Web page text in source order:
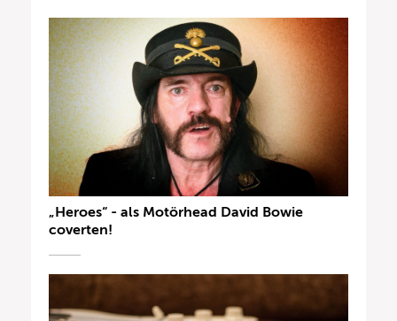
„Heroes“ - als Motörhead David Bowie
coverten!